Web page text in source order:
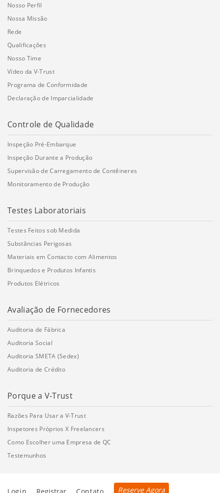
Nosso Perfil
Nossa Missão
Rede
Qualificações
Nosso Time
Vídeo da V-Trust
Programa de Conformidade
Declaração de Imparcialidade
Controle de Qualidade
Inspeção Pré-Embarque
Inspeção Durante a Produção
Supervisão de Carregamento de Contêineres
Monitoramento de Produção
Testes Laboratoriais
Testes Feitos sob Medida
Substâncias Perigosas
Materiais em Contacto com Alimentos
Brinquedos e Produtos Infantis
Produtos Elétricos
Avaliação de Fornecedores
Auditoria de Fábrica
Auditoria Social
Auditoria SMETA (Sedex)
Auditoria de Crédito
Porque a V-Trust
Razões Para Usar a V-Trust
Inspetores Próprios X Freelancers
Como Escolher uma Empresa de QC
Testemunhos
Reserve Agora